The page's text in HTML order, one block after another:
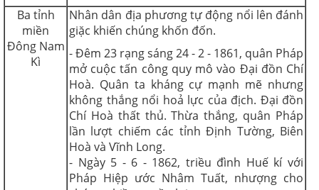
Ba tỉnh
miền
Đông Nam
Kì
Nhân dân địa phương tự động nổi lên đánh
giặc khiến chúng khốn đốn.
- Đêm 23 rạng sáng 24 - 2 - 1861, quân Pháp
mở cuộc tấn công quy mô vào Đại đồn Chí
Hoà. Quân ta kháng cự mạnh mẽ nhưng
không thắng nổi hoả lực của địch. Đại đồn
Chí Hoà thất thủ. Thừa thắng, quân Pháp
lần lượt chiếm các tỉnh Định Tường, Biên
Hoà và Vĩnh Long.
- Ngày 5 - 6 - 1862, triều đình Huế kí với
Pháp Hiệp ước Nhâm Tuất, nhượng cho